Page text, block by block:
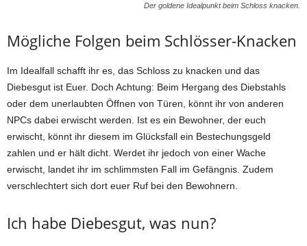
Der goldene Idealpunkt beim Schloss knacken.
Mögliche Folgen beim Schlösser-Knacken
Im Idealfall schafft ihr es, das Schloss zu knacken und das
Diebesgut ist Euer. Doch Achtung: Beim Hergang des Diebstahls
oder dem unerlaubten Öffnen von Türen, könnt ihr von anderen
NPCs dabei erwischt werden. Ist es ein Bewohner, der euch
erwischt, könnt ihr diesem im Glücksfall ein Bestechungsgeld
zahlen und er hält dicht. Werdet ihr jedoch von einer Wache
erwischt, landet ihr im schlimmsten Fall im Gefängnis. Zudem
verschlechtert sich dort euer Ruf bei den Bewohnern.
Ich habe Diebesgut, was nun?